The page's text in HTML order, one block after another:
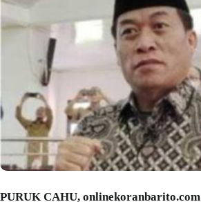
PURUK CAHU, onlinekoranbarito.com